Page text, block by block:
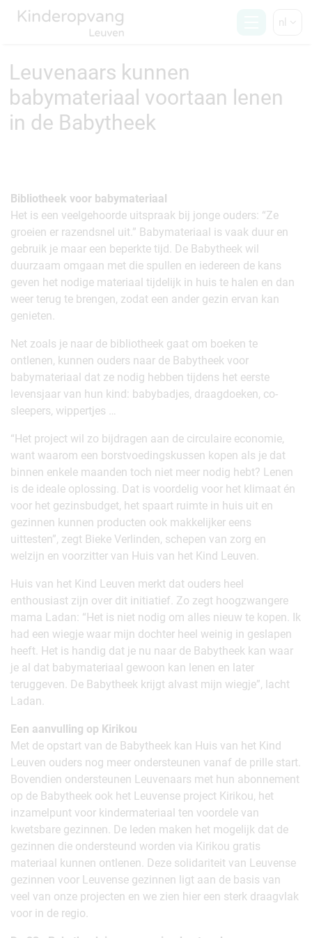
nl
Leuvenaars kunnen
babymateriaal voortaan lenen
in de Babytheek
Bibliotheek voor babymateriaal
Het is een veelgehoorde uitspraak bij jonge ouders: “Ze
groeien er razendsnel uit.” Babymateriaal is vaak duur en
gebruik je maar een beperkte tijd. De Babytheek wil
duurzaam omgaan met die spullen en iedereen de kans
geven het nodige materiaal tijdelijk in huis te halen en dan
weer terug te brengen, zodat een ander gezin ervan kan
genieten.
Net zoals je naar de bibliotheek gaat om boeken te
ontlenen, kunnen ouders naar de Babytheek voor
babymateriaal dat ze nodig hebben tijdens het eerste
levensjaar van hun kind: babybadjes, draagdoeken, co-
sleepers, wippertjes …
“Het project wil zo bijdragen aan de circulaire economie,
want waarom een borstvoedingskussen kopen als je dat
binnen enkele maanden toch niet meer nodig hebt? Lenen
is de ideale oplossing. Dat is voordelig voor het klimaat én
voor het gezinsbudget, het spaart ruimte in huis uit en
gezinnen kunnen producten ook makkelijker eens
uittesten”, zegt Bieke Verlinden, schepen van zorg en
welzijn en voorzitter van Huis van het Kind Leuven.
Huis van het Kind Leuven merkt dat ouders heel
enthousiast zijn over dit initiatief. Zo zegt hoogzwangere
mama Ladan: “Het is niet nodig om alles nieuw te kopen. Ik
had een wiegje waar mijn dochter heel weinig in geslapen
heeft. Het is handig dat je nu naar de Babytheek kan waar
je al dat babymateriaal gewoon kan lenen en later
teruggeven. De Babytheek krijgt alvast mijn wiegje”, lacht
Ladan.
Een aanvulling op Kirikou
Met de opstart van de Babytheek kan Huis van het Kind
Leuven ouders nog meer ondersteunen vanaf de prille start.
Bovendien ondersteunen Leuvenaars met hun abonnement
op de Babytheek ook het Leuvense project Kirikou, het
inzamelpunt voor kindermateriaal ten voordele van
kwetsbare gezinnen. De leden maken het mogelijk dat de
gezinnen die ondersteund worden via Kirikou gratis
materiaal kunnen ontlenen. Deze solidariteit van Leuvense
gezinnen voor Leuvense gezinnen ligt aan de basis van
veel van onze projecten en we zien hier een sterk draagvlak
voor in de regio.